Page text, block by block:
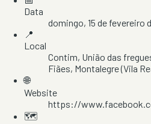
Data
domingo, 15 de fevereiro
📍
Local
Contim, União das
Fiães, Montalegre(Vila
🌐
Website
https://
🗺️